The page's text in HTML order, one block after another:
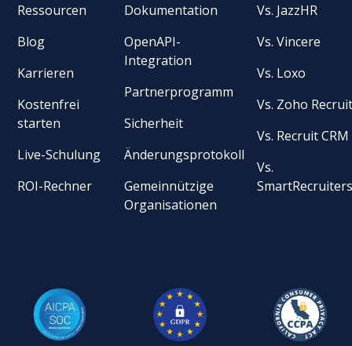
Ressourcen
Blog
Karrieren
Kostenfrei
starten
Live-Schulung
ROI-Rechner
Dokumentation
OpenAPI-
Integration
Partnerprogramm
Sicherheit
Änderungsprotokoll
Gemeinnützige
Organisationen
Vs. JazzHR
Vs. Vincere
Vs. Loxo
Vs. Zoho
Vs. Recruit CRM
Vs.